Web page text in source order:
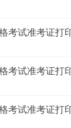
考试准考证打
考试准考证打
考试准考证打